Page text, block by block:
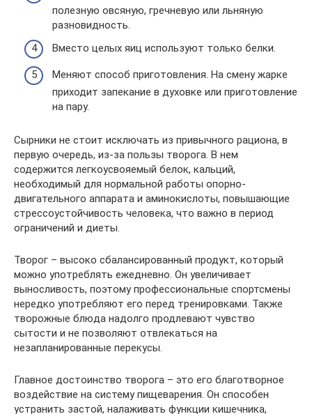
полезную овсяную, гречневую или льняную
разновидность.
Вместо целых яиц используют только белки.
Меняют способ приготовления. На смену жарке
приходит запекание в духовке или приготовление
на пару.
Сырники не стоит исключать из привычного рациона, в
первую очередь, из-за пользы творога. В нем
содержится легкоусвояемый белок, кальций,
необходимый для нормальной работы опорно-
двигательного аппарата и аминокислоты, повышающие
стрессоустойчивость человека, что важно в период
ограничений и диеты.
Творог – высоко сбалансированный продукт, который
можно употреблять ежедневно. Он увеличивает
выносливость, поэтому профессиональные спортсмены
нередко употребляют его перед тренировками. Также
творожные блюда надолго продлевают чувство
сытости и не позволяют отвлекаться на
незапланированные перекусы.
Главное достоинство творога – это его благотворное
воздействие на систему пищеварения. Он способен
устранить застой, налаживать функции кишечника,